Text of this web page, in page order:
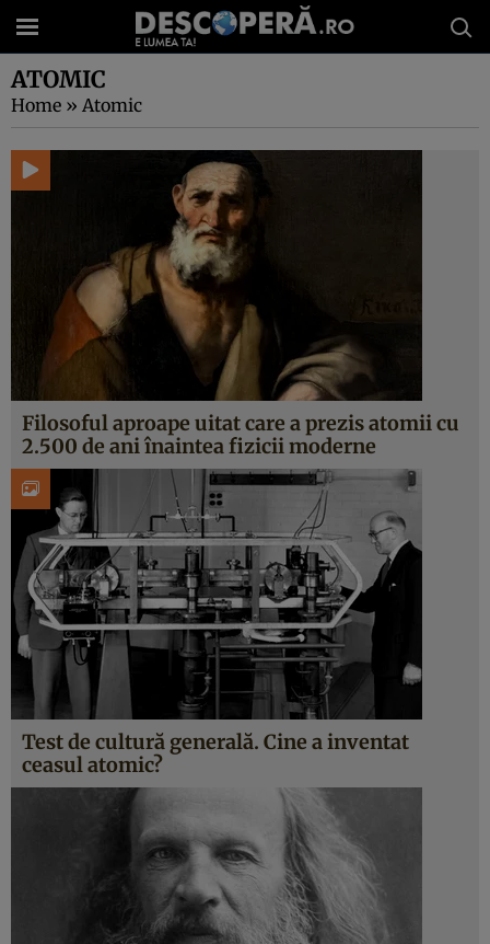
ATOMIC
Home » Atomic
Filosoful aproape uitat care a prezis atomii cu
2.500 de ani înaintea fizicii moderne
Test de cultură generală. Cine a inventat
ceasul atomic?